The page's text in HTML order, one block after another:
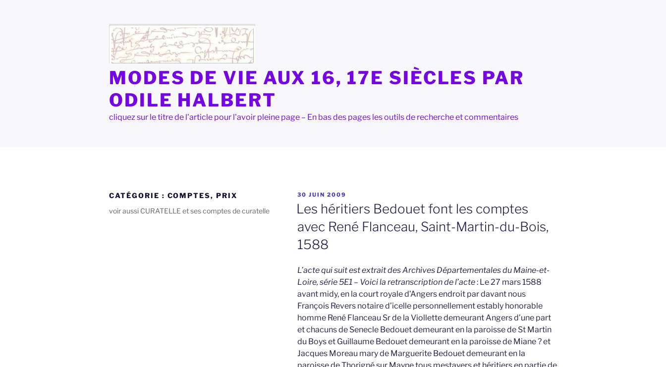
MODES DE VIE AUX 16, 17E SIÈCLES PAR
ODILE HALBERT
cliquez sur le titre de l'article pour l'avoir pleine page – En bas des pages les outils de recherche et commentaires
CATÉGORIE : COMPTES, PRIX
voir aussi CURATELLE et ses comptes de curatelle
PUBLIÉ
LE
30 JUIN 2009
Les héritiers Bedouet font les comptes
avec René Flanceau, Saint-Martin-du-Bois,
1588
L’acte qui suit est extrait des Archives Départementales du Maine-et-
Loire, série 5E1 – Voici la retranscription de l’acte: Le 27 mars 1588
avant midy, en la court royale d’Angers endroit par davant nous
François Revers notaire d’icelle personnellement estably honorable
homme René Flanceau Sr de la Viollette demeurant Angers d’une part
et chacuns de Senecle Bedouet demeurant en la paroisse de St Martin
du Boys et Guillaume Bedouet demeurant en la paroisse de Miane ? et
Jacques Moreau mary de Marguerite Bedouet demeurant en la